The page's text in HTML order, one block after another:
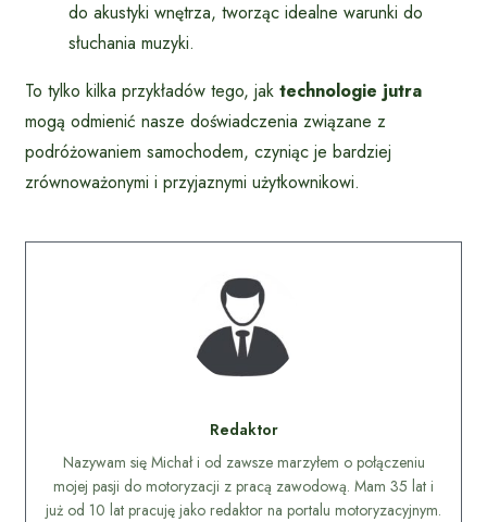
do akustyki wnętrza, tworząc idealne warunki do
słuchania muzyki.
To tylko kilka przykładów tego, jak technologie jutra
mogą odmienić nasze doświadczenia związane z
podróżowaniem samochodem, czyniąc je bardziej
zrównoważonymi i przyjaznymi użytkownikowi.
Redaktor
Nazywam się Michał i od zawsze marzyłem o połączeniu
mojej pasji do motoryzacji z pracą zawodową. Mam 35 lat i
już od 10 lat pracuję jako redaktor na portalu motoryzacyjnym.